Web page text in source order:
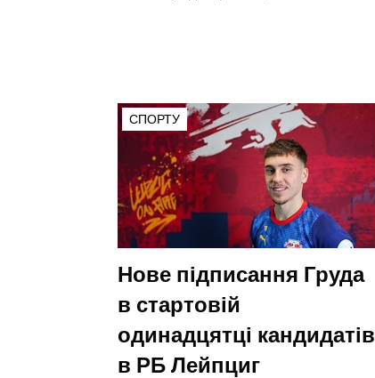
СПОРТУ
Нове підписання Груда
в стартовій
одинадцятці кандидатів
в РБ Лейпциг